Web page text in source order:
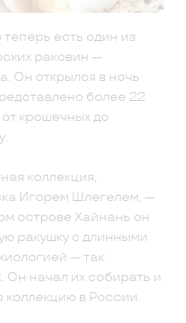
есть один из
раковин —
Он открылся в ночь
более 22
крошечных до
коллекция,
Игорем Шлегелем, —
острове Хайнань он
ракушку с длинными
— так
Он начал их собирать и
в России.